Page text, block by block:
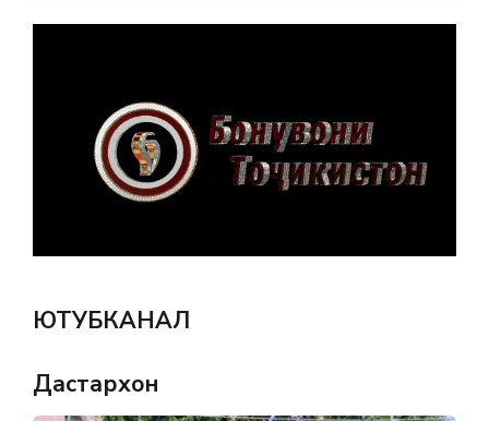
ЮТУБКАНАЛ
Дастархон